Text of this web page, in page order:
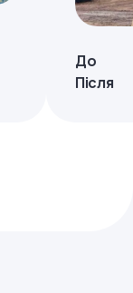
До
Після